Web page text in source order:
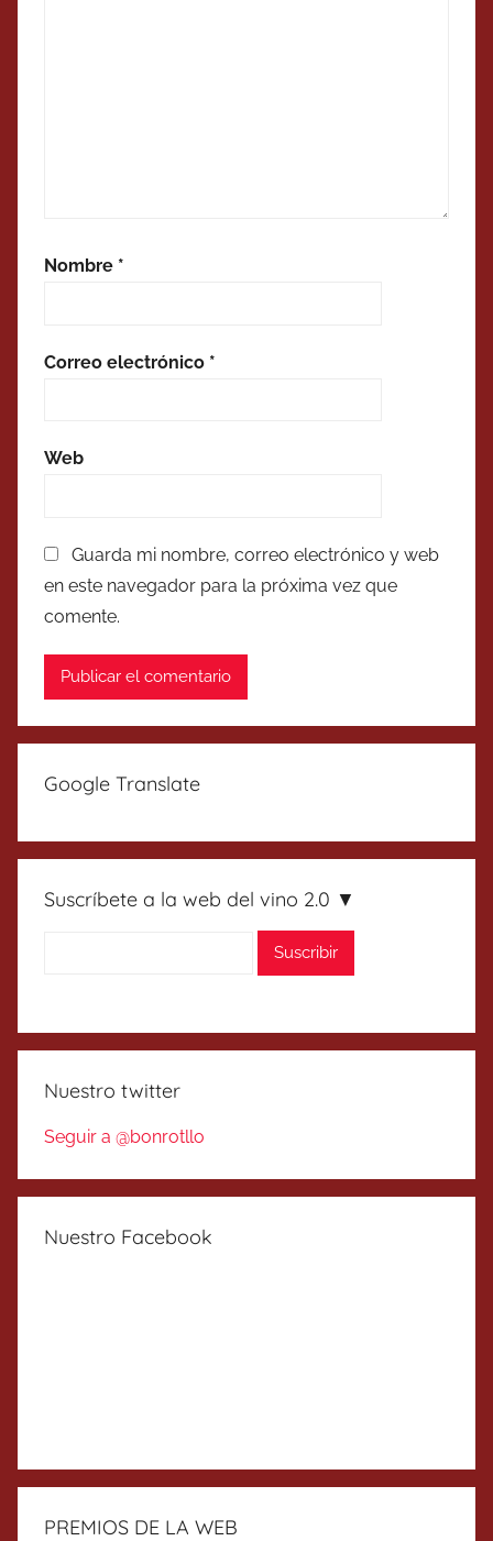
Nombre *
Correo electrónico *
Web
Guarda mi nombre, correo electrónico y web
en este navegador para la próxima vez que
comente.
Google Translate
Suscríbete a la web del vino 2.0 ▼
Nuestro twitter
Seguir a @bonrotllo
Nuestro Facebook
PREMIOS DE LA WEB